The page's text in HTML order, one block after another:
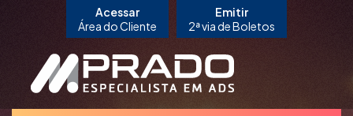
Acessar
Área do Cliente
Emitir
2ª via de Boletos